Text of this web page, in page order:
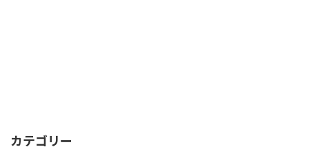
カテゴリー